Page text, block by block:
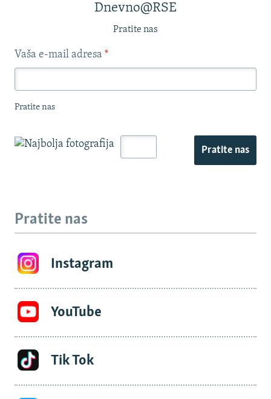
Dnevno@RSE
Pratite nas
Vaša e-mail adresa *
Pratite nas
Pratite nas
Pratite nas
Instagram
YouTube
Tik Tok